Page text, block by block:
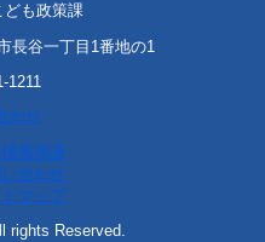
も政策課
長谷一丁目1番地の1
1211
わせ
報保護
い合わせ
トマップ
rights Reserved.